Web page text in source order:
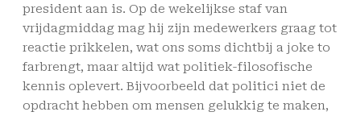
president aan is. Op de wekelijkse staf van
vrijdagmiddag mag hij zijn medewerkers graag tot
reactie prikkelen, wat ons soms dichtbij a joke to
farbrengt, maar altijd wat politiek-filosofische
kennis oplevert. Bijvoorbeeld dat politici niet de
opdracht hebben om mensen gelukkig te maken,